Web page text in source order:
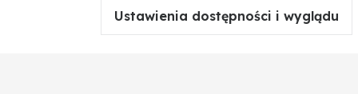
Kwalifikacja: Ochrona środowiska i bezpieczeństwo
Ustawienia dostępności i wyglądu